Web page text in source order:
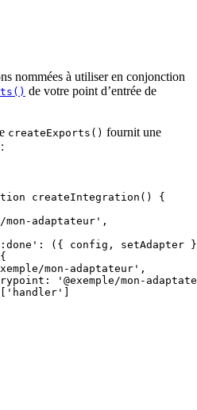
nommées à utiliser en conjonction
de votre point d’entrée de
createExports() fournit une
:
createIntegration ()
{
mon-adaptateur ' ,
' : ( { config , setAdapter }
mon-adaptateur ' ,
' @exemple/mon-
' handler '